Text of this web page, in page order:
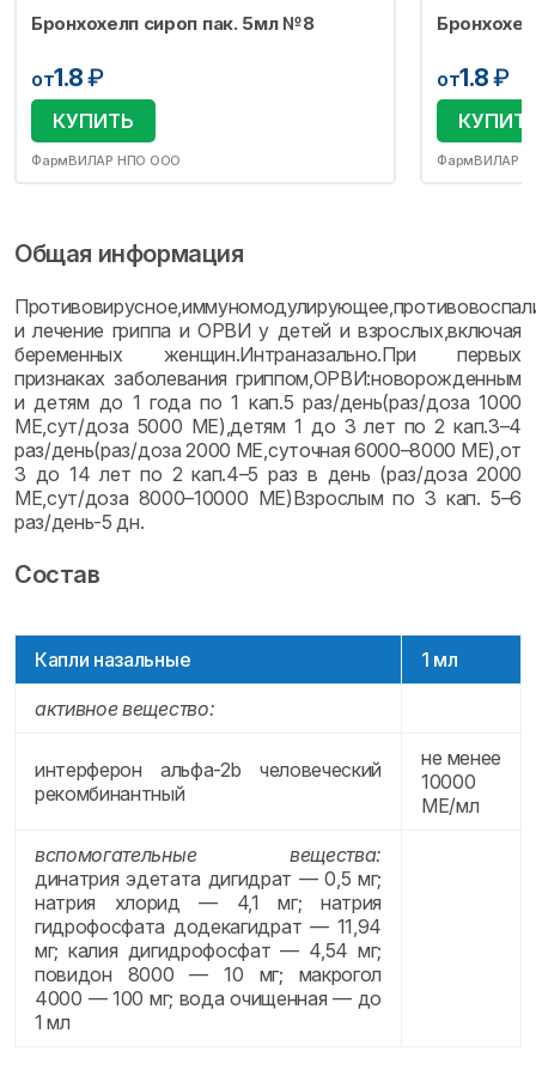
Бронхохелп сироп пак. 5мл №8
от1.8₽
КУПИТЬ
ФармВИЛАР НПО ООО
от1.8₽
ФармВИЛАР
Общая информация
и лечение гриппа и ОРВИ у детей и взрослых,включая
беременных женщин.Интраназально.При первых
признаках заболевания гриппом,ОРВИ:новорожденным
и детям до 1 года по 1 кап.5 раз/день(раз/доза 1000
МЕ,сут/доза 5000 МЕ),детям 1 до 3 лет по 2 кап.3–4
раз/день(раз/доза 2000 МЕ,суточная 6000–8000 МЕ),от
3 до 14 лет по 2 кап.4–5 раз в день (раз/доза 2000
МЕ,сут/доза 8000–10000 МЕ)Взрослым по 3 кап. 5–6
раз/день-5 дн.
Состав
Капли назальные 1 мл
активное вещество:
интерферон альфа-2b человеческий
рекомбинантный
не менее
10000
МЕ/мл
вспомогательные вещества:
динатрия эдетата дигидрат — 0,5 мг;
натрия хлорид — 4,1 мг; натрия
гидрофосфата додекагидрат — 11,94
мг; калия дигидрофосфат — 4,54 мг;
повидон 8000 — 10 мг; макрогол
4000 — 100 мг; вода очищенная — до
1 мл